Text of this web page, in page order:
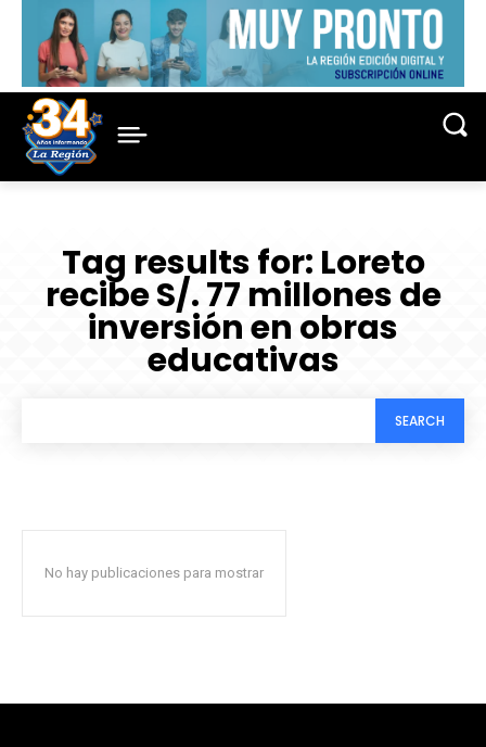
Tag results for: Loreto
recibe S/. 77 millones de
inversión en obras
educativas
SEARCH
No hay publicaciones para mostrar